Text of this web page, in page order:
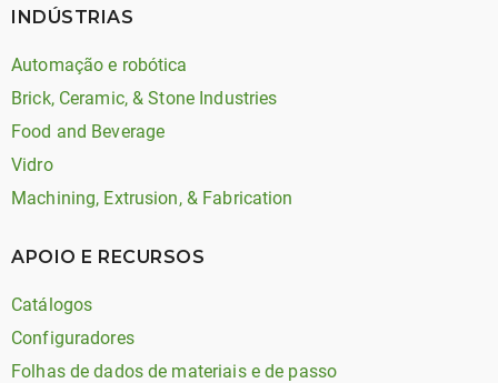
INDÚSTRIAS
Automação e robótica
Brick, Ceramic, & Stone Industries
Food and Beverage
Vidro
Machining, Extrusion, & Fabrication
APOIO E RECURSOS
Catálogos
Configuradores
Folhas de dados de materiais e de passo